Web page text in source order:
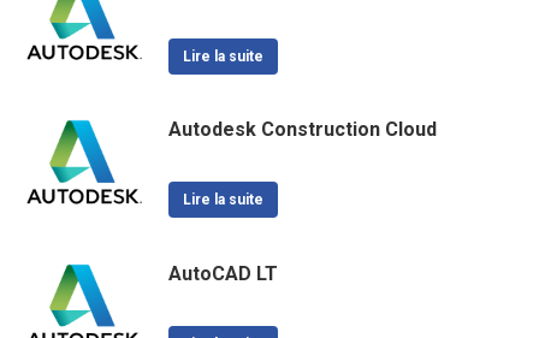
Lire la suite
Autodesk Construction Cloud
Lire la suite
AutoCAD LT